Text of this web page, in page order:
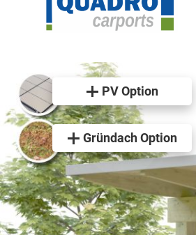
PV Option
Gründach Option